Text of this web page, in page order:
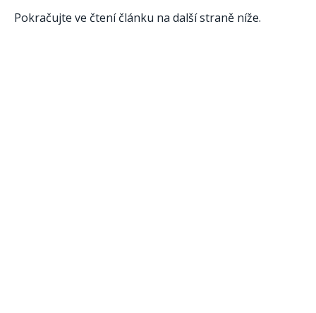
Pokračujte ve čtení článku na další straně níže.